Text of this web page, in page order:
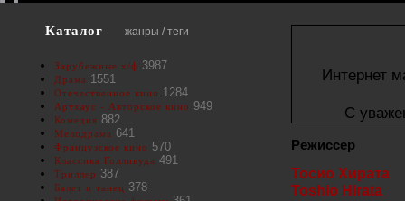
Интернет
С
Режиссер
Тосио Хирата
Toshio Hirata
Каталог жанры / теги
Зарубежные х/ф 3987
Драма 1551
Отечественное кино 1284
Артхаус - Авторское кино 949
Комедия 882
Мелодрама 641
Французское кино 570
Классика Голливуда 491
Триллер 387
Балет и танец 378